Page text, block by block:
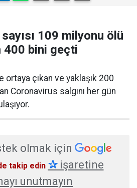
109 milyonu ölü
400 bini geçti
ortaya çıkan ve yaklaşık 200
Coronavirus salgını her gün
olmak için
takip edin ✰işaretine
unutmayın